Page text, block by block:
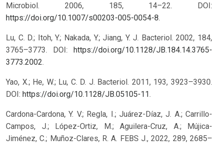
Microbiol. 2006, 185, 14–22. DOI:
https://doi.org/10.1007/s00203-005-0054-8.
Lu, C. D.; Itoh, Y.; Nakada, Y.; Jiang, Y. J. Bacteriol. 2002, 184,
3765–3773. DOI: https://doi.org/10.1128/JB.184.14.3765-
3773.2002.
Yao, X.; He, W.; Lu, C. D. J. Bacteriol. 2011, 193, 3923–3930.
DOI: https://doi.org/10.1128/JB.05105-11.
Cardona-Cardona, Y. V.; Regla, I.; Juárez-Díaz, J. A.; Carrillo-
Campos, J.; López-Ortiz, M.; Aguilera-Cruz, A.; Mújica-
Jiménez, C.; Muñoz-Clares, R. A. FEBS J., 2022, 289, 2685–